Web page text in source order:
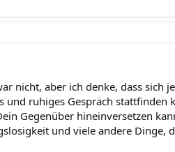
nicht, aber ich denke, dass sich
und ruhiges Gespräch stattfinden
Gegenüber hineinversetzen
und viele andere Dinge,